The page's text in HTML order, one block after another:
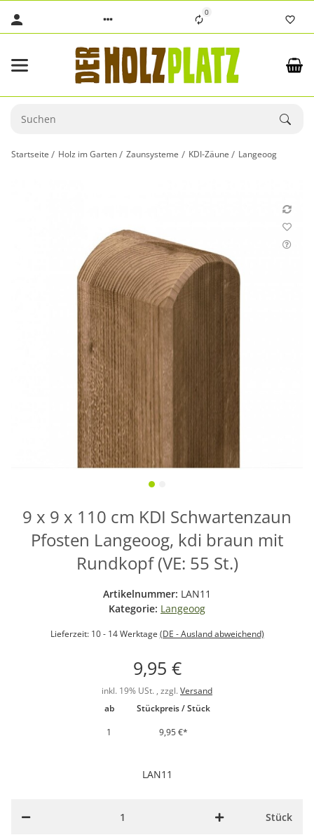
0
Startseite Holz im Garten Zaunsysteme KDI-Zäune Langeoog
9 x 9 x 110 cm KDI Schwartenzaun
Pfosten Langeoog, kdi braun mit
Rundkopf (VE: 55 St.)
Artikelnummer: LAN11
Kategorie: Langeoog
Lieferzeit: 10 - 14 Werktage (DE - Ausland abweichend)
9,95 €
inkl. 19% USt. , zzgl. Versand
ab
Stückpreis / Stück
1
9,95 €*
LAN11
Stück